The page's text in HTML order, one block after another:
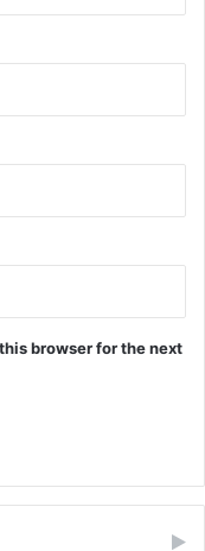
browser for the next